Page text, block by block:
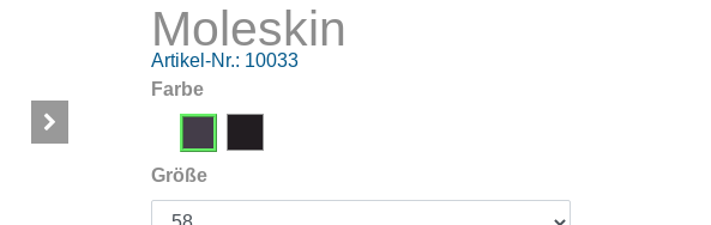
Moleskin
Artikel-Nr.: 10033
Farbe
Größe